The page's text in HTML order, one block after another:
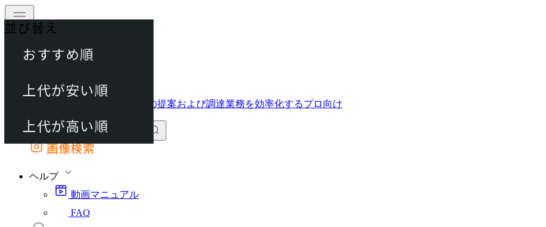
動画マニュアル
外部サイトの商品をカートに追加
画像検索
ヘルプ
動画マニュアル
FAQ
40件
並び替え
おすすめ順
上代が安い順
上代が高い順